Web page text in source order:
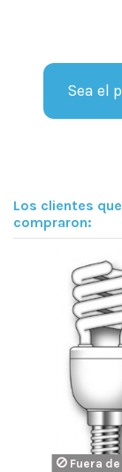
Sea el
Los clientes
compraron: